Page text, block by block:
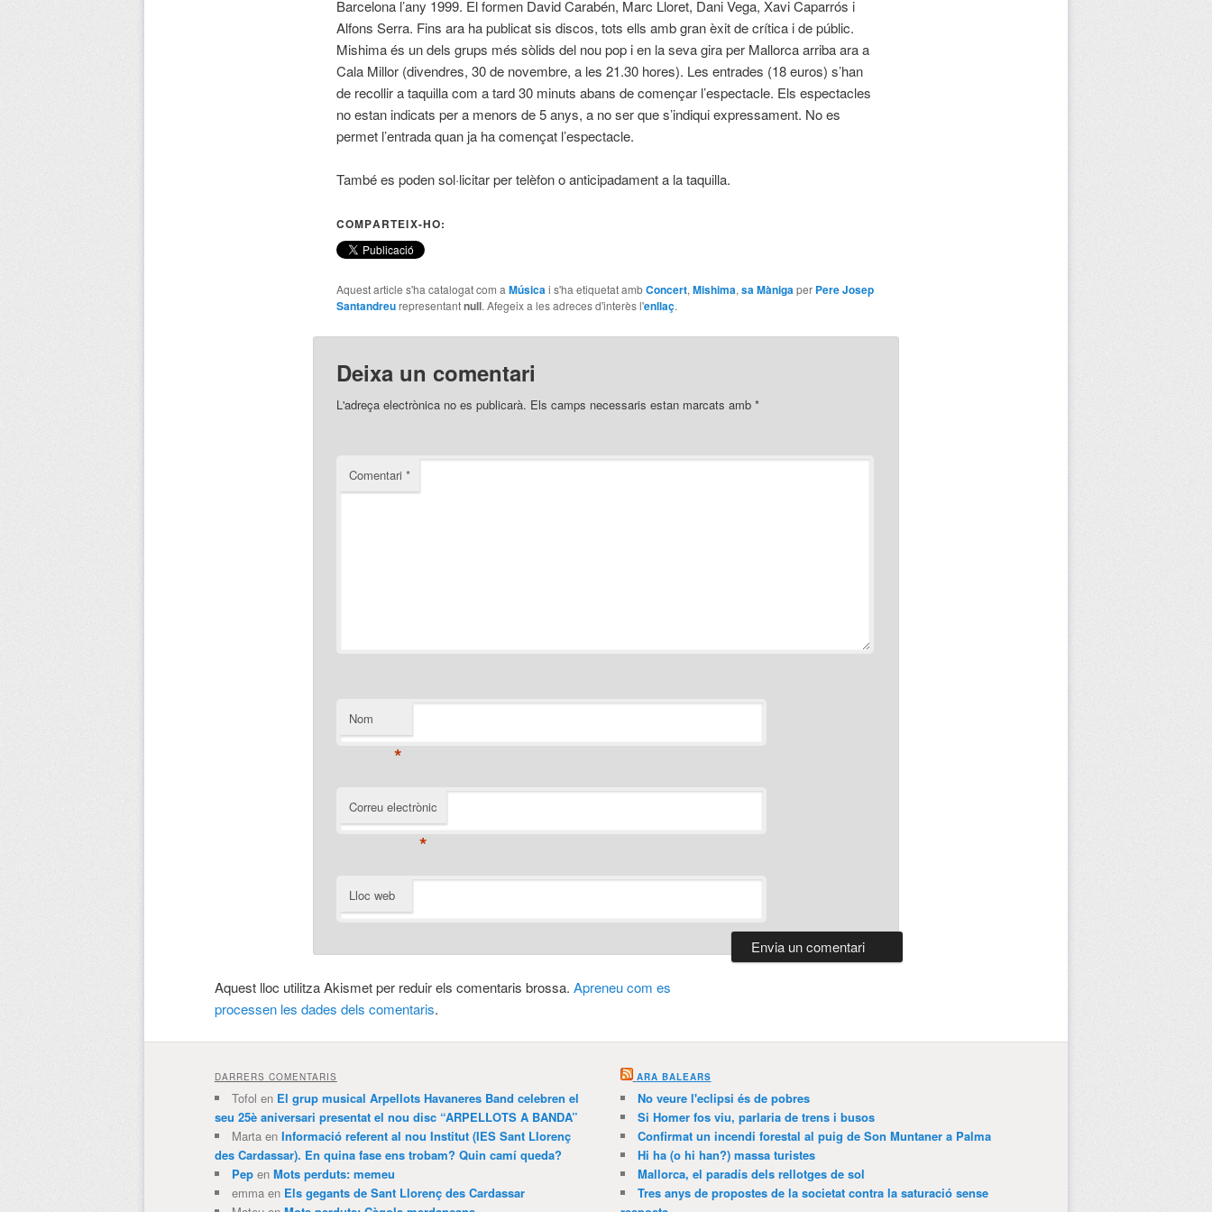
Barcelona l’any 1999. El formen David Carabén, Marc Lloret, Dani Vega, Xavi Caparrós i
Alfons Serra. Fins ara ha publicat sis discos, tots ells amb gran èxit de crítica i de públic.
Mishima és un dels grups més sòlids del nou pop i en la seva gira per Mallorca arriba ara a
Cala Millor (divendres, 30 de novembre, a les 21.30 hores). Les entrades (18 euros) s’han
de recollir a taquilla com a tard 30 minuts abans de començar l’espectacle. Els espectacles
no estan indicats per a menors de 5 anys, a no ser que s’indiqui expressament. No es
permet l’entrada quan ja ha començat l’espectacle.
També es poden sol·licitar per telèfon o anticipadament a la taquilla.
COMPARTEIX-HO:
Aquest article s'ha catalogat com aMúsicai s'ha etiquetat ambConcert,Mishima,sa Mànigaper Pere Josep
Santandreurepresentantnull. Afegeix a les adreces d'interès l'enllaç.
Deixa un comentari
L'adreça electrònica no es publicarà. Els camps necessaris estan marcats amb *
Comentari *
Nom
*
Correu electrònic
*
Lloc web
Aquest lloc utilitza Akismet per reduir els comentaris brossa. Apreneu com es
processen les dades dels comentaris.
DARRERS COMENTARIS
Tofol en El grup musical Arpellots Havaneres Band celebren el
seu 25è aniversari presentat el nou disc “ARPELLOTS A BANDA”
Martaen Informació referent al nou Institut (IES Sant Llorenç
des Cardassar). En quina fase ens trobam? Quin camí queda?
Pepen Mots perduts: memeu
emmaen Els gegants de Sant Llorenç des Cardassar
ARA BALEARS
No veure l'eclipsi és de pobres
Si Homer fos viu, parlaria de trens i busos
Confirmat un incendi forestal al puig de Son Muntaner a Palma
Hi ha (o hi han?) massa turistes
Mallorca, el paradís dels rellotges de sol
Tres anys de propostes de la societat contra la saturació sense